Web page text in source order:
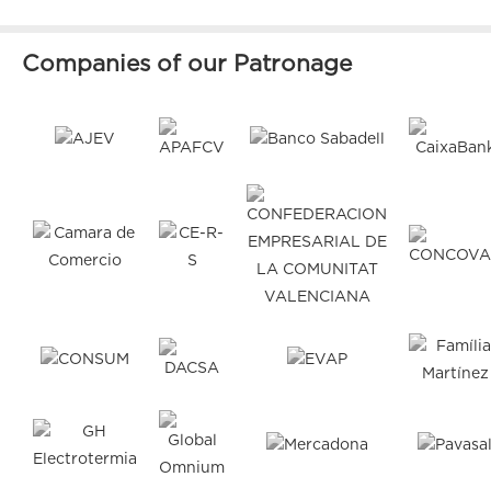
Companies of our Patronage